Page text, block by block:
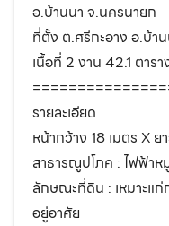
อ.บ้านนา จ.นครนายก
ที่ตั้ง ต.ศรีกะอาง อ.บ้า
เนื้อที่ 2 งาน 42.1 ตารา
รายละเอียด
หน้ากว้าง 18 เมตร X ย
สาธารณูปโภค : ไฟฟ้าห
ลักษณะที่ดิน : เหมาะแ
อยู่อาศัย